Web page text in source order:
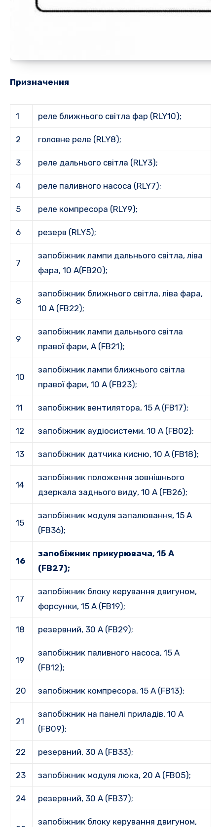
Призначення
1 реле ближнього світла фар (RLY10);
2 головне реле (RLY8);
3 реле дальнього світла (RLY3);
4 реле паливного насоса (RLY7);
5 реле компресора (RLY9);
6 резерв (RLY5);
7
запобіжник лампи дальнього світла, ліва
фара, 10 A(FB20);
8
запобіжник ближнього світла, ліва фара,
10 A (FB22);
9
запобіжник лампи дальнього світла
правої фари, А (FB21);
10
запобіжник лампи ближнього світла
правої фари, 10 А (FB23);
11 запобіжник вентилятора, 15 A (FB17);
12 запобіжник аудіосистеми, 10 A (FB02);
13 запобіжник датчика кисню, 10 A (FB18);
14
запобіжник положення зовнішнього
дзеркала заднього виду, 10 А (FB26);
15
запобіжник модуля запалювання, 15 A
(FB36);
16
запобіжник прикурювача, 15 А
(FB27);
17
запобіжник блоку керування двигуном,
форсунки, 15 А (FB19);
18 резервний, 30 А (FB29);
19
запобіжник паливного насоса, 15 A
(FB12);
20 запобіжник компресора, 15 A (FB13);
21
запобіжник на панелі приладів, 10 A
(FB09);
22 резервний, 30 А (FB33);
23 запобіжник модуля люка, 20 A (FB05);
24 резервний, 30 А (FB37);
запобіжник блоку керування двигуном,